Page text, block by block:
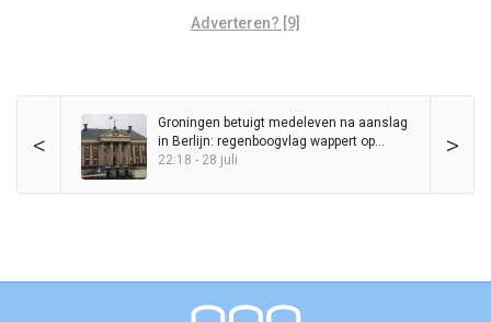
Adverteren? [9]
< >
Groningen betuigt medeleven na aanslag
in Berlijn: regenboogvlag wappert op
Stadhuis
22:18 - 28 juli